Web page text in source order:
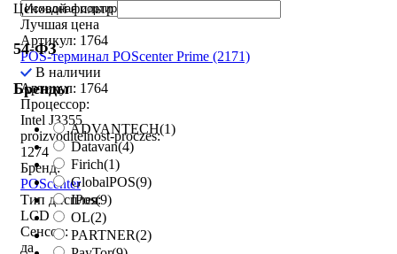
Ценовой фильтр
54-ФЗ
Бренды
ADVANTECH(1)
Datavan(4)
Firich(1)
GlobalPOS(9)
IPos(9)
OL(2)
PARTNER(2)
Лучшая цена
Артикул: 1764
POS-терминал POScenter Prime (2171)
В наличии
Артикул: 1764
Процессор:
Intel J3355
proizvoditelnost-proczes:
1274
Бренд:
POScenter
Тип дисплея:
LCD
Сенсор:
да